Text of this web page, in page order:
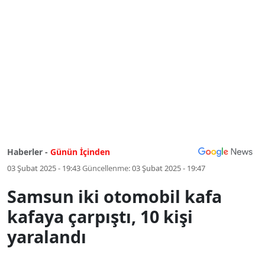
Haberler - Günün İçinden
03 Şubat 2025 - 19:43Güncellenme:03 Şubat 2025 - 19:47
Samsun iki otomobil kafa
kafaya çarpıştı, 10 kişi
yaralandı